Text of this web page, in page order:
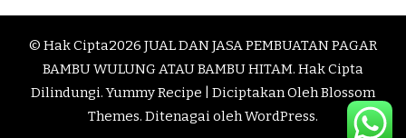
© Hak Cipta2026 JUAL DAN JASA PEMBUATAN PAGAR
BAMBU WULUNG ATAU BAMBU HITAM. Hak Cipta
Dilindungi.Yummy Recipe | Diciptakan OlehBlossom
Themes. Ditenagai olehWordPress.